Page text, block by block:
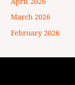
March 2026
February 2026